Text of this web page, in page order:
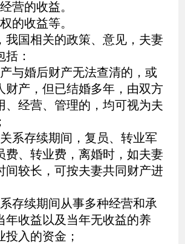
营的收益。
的收益等。
我国相关的政策、意见，夫妻
：
产与婚后财产无法查清的，或
财产，但已结婚多年，由双方
、经营、管理的，均可视为夫
关系存续期间，复员、转业军
费、转业费，离婚时，如夫妻
间较长，可按夫妻共同财产进
系存续期间从事多种经营和承
年收益以及当年无收益的养
投入的资金；